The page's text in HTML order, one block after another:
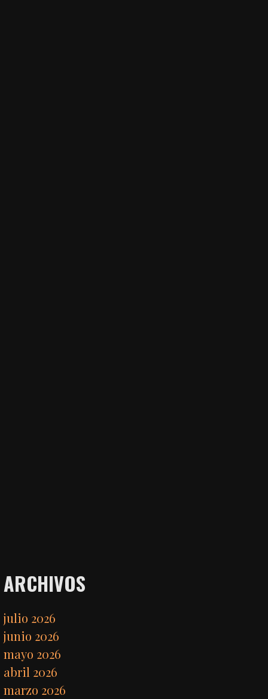
ARCHIVOS
julio 2026
junio 2026
mayo 2026
abril 2026
marzo 2026